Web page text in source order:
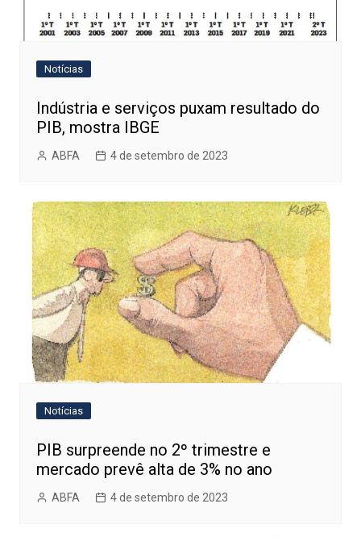
Notícias
Indústria e serviços puxam resultado do
PIB, mostra IBGE
ABFA 4 de setembro de 2023
Notícias
PIB surpreende no 2º trimestre e
mercado prevê alta de 3% no ano
ABFA 4 de setembro de 2023